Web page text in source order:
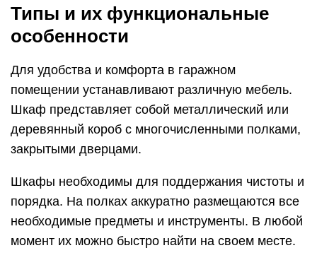
Типы и их функциональные
особенности
Для удобства и комфорта в гаражном
помещении устанавливают различную мебель.
Шкаф представляет собой металлический или
деревянный короб с многочисленными полками,
закрытыми дверцами.
Шкафы необходимы для поддержания чистоты и
порядка. На полках аккуратно размещаются все
необходимые предметы и инструменты. В любой
момент их можно быстро найти на своем месте.